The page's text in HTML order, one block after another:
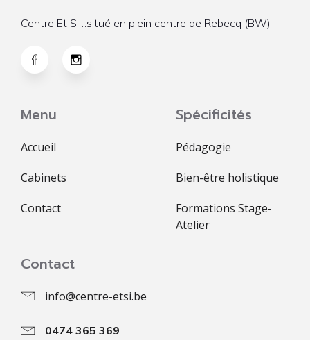
Centre Et Si…situé en plein centre de Rebecq (BW)
Menu
Accueil
Cabinets
Contact
Spécificités
Pédagogie
Bien-être holistique
Formations Stage-
Atelier
Contact
info@centre-etsi.be
0474 365 369